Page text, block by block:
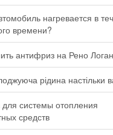
нагревается в
времени?
антифриз на Рено Логан
рідина настільки
системы отопления
средств